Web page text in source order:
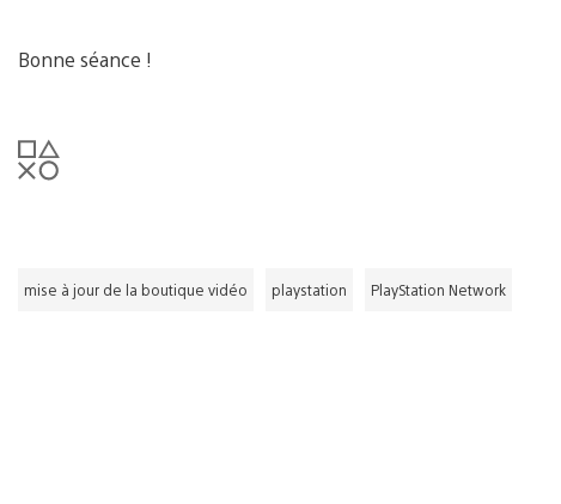
Bonne séance !
mise à jour de la boutique vidéo playstation PlayStation Network